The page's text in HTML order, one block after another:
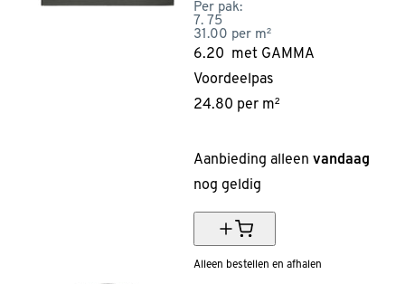
Per pak:
7. 75
31.00 per m²
6.20
met GAMMA
Voordeelpas
24.80 per m²
Aanbieding alleen vandaag
nog geldig
Alleen bestellen en afhalen